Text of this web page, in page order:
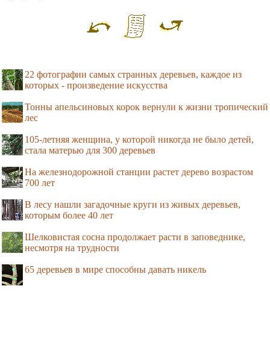
22 фотографии самых странных деревьев, каждое из
которых - произведение искусства
Тонны апельсиновых корок вернули к жизни тропический
лес
105-летняя женщина, у которой никогда не было детей,
стала матерью для 300 деревьев
На железнодорожной станции растет дерево возрастом
700 лет
В лесу нашли загадочные круги из живых деревьев,
которым более 40 лет
Шелковистая сосна продолжает расти в заповеднике,
несмотря на трудности
65 деревьев в мире способны давать никель